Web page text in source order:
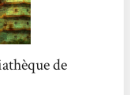
de